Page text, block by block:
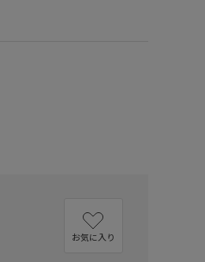
お気に入り